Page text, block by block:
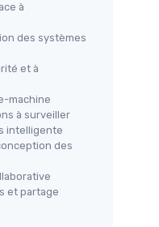
à
des systèmes
et à
machine
à surveiller
intelligente
des
et partage